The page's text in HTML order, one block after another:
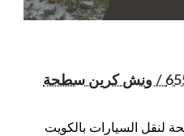
ونش النويصيب / 65557275 / ونش كرين سطحة
لنقل السيارات بالكويت